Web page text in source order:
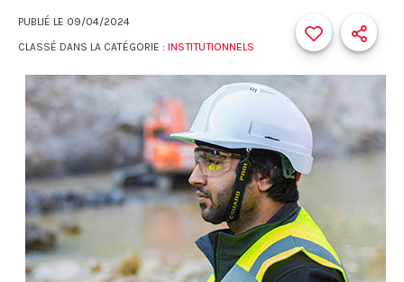
PUBLIÉ LE 09/04/2024
CLASSÉ DANS LA CATÉGORIE : INSTITUTIONNELS